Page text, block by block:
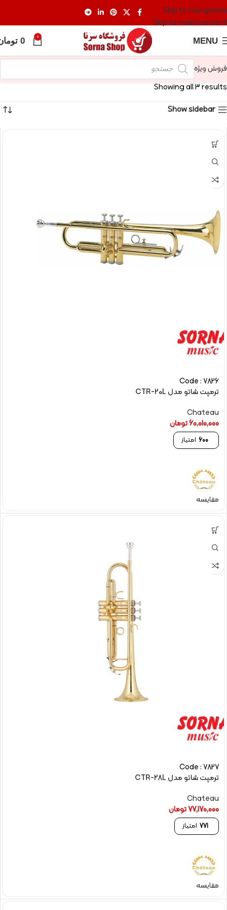
Skip to navigation
Skip to main content
MENU
0
0
فروش ویژه
Showing all 3 results
Show sidebar
Code : 7826
ترمپت شاتو مدل CTR-20L
Chateau
60,010,000تومان
600 امتیاز
مقایسه
Code : 7827
ترمپت شاتو مدل CTR-28L
Chateau
77,170,000تومان
771 امتیاز
مقایسه